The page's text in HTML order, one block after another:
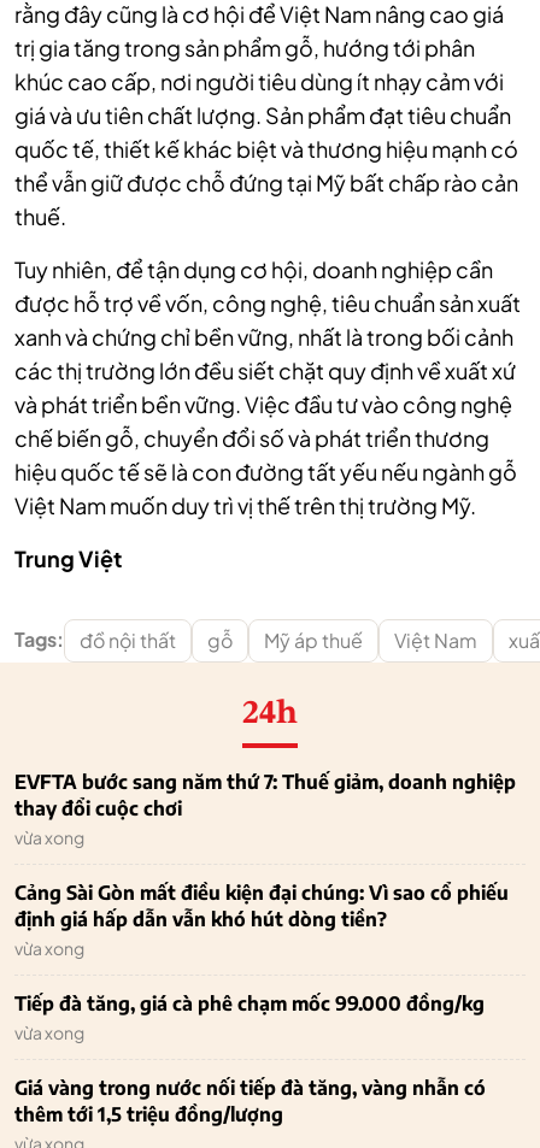
rằng đây cũng là cơ hội để Việt Nam nâng cao giá
trị gia tăng trong sản phẩm gỗ, hướng tới phân
khúc cao cấp, nơi người tiêu dùng ít nhạy cảm với
giá và ưu tiên chất lượng. Sản phẩm đạt tiêu chuẩn
quốc tế, thiết kế khác biệt và thương hiệu mạnh có
thể vẫn giữ được chỗ đứng tại Mỹ bất chấp rào cản
thuế.
Tuy nhiên, để tận dụng cơ hội, doanh nghiệp cần
được hỗ trợ về vốn, công nghệ, tiêu chuẩn sản xuất
xanh và chứng chỉ bền vững, nhất là trong bối cảnh
các thị trường lớn đều siết chặt quy định về xuất xứ
và phát triển bền vững. Việc đầu tư vào công nghệ
chế biến gỗ, chuyển đổi số và phát triển thương
hiệu quốc tế sẽ là con đường tất yếu nếu ngành gỗ
Việt Nam muốn duy trì vị thế trên thị trường Mỹ.
Trung Việt
Tags: đồ nội thất gỗ Mỹ áp thuế Việt Nam
24h
EVFTA bước sang năm thứ 7: Thuế giảm, doanh nghiệp
thay đổi cuộc chơi
vừa xong
Cảng Sài Gòn mất điều kiện đại chúng: Vì sao cổ phiếu
định giá hấp dẫn vẫn khó hút dòng tiền?
vừa xong
Tiếp đà tăng, giá cà phê chạm mốc 99.000 đồng/kg
vừa xong
Giá vàng trong nước nối tiếp đà tăng, vàng nhẫn có
thêm tới 1,5 triệu đồng/lượng